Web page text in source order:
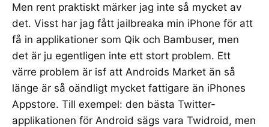
Men rent praktiskt märker jag inte så mycket av
det. Visst har jag fått jailbreaka min iPhone för att
få in applikationer som Qik och Bambuser, men
det är ju egentligen inte ett stort problem. Ett
värre problem är isf att Androids Market än så
länge är så oändligt mycket fattigare än iPhones
Appstore. Till exempel: den bästa Twitter-
applikationen för Android sägs vara Twidroid, men